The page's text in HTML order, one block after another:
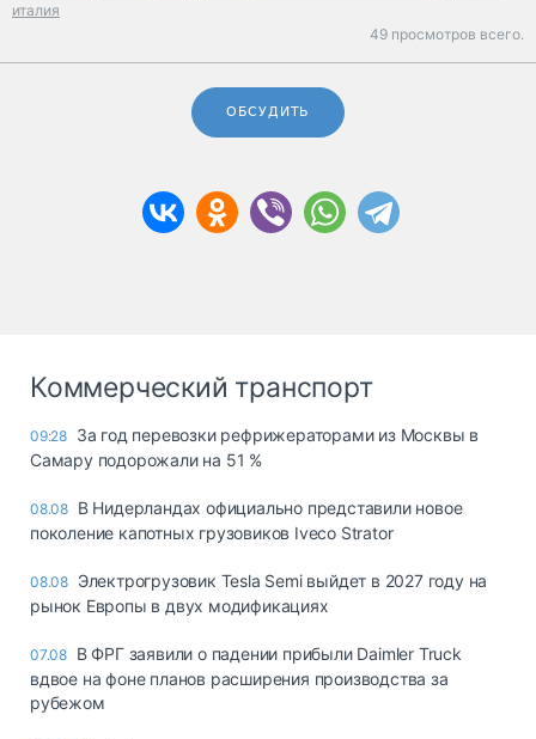
италия
49 просмотров всего.
ОБСУДИТЬ
Коммерческий транспорт
09:28 За год перевозки рефрижераторами из Москвы в
Самару подорожали на 51 %
08.08 В Нидерландах официально представили новое
поколение капотных грузовиков Iveco Strator
08.08 Электрогрузовик Tesla Semi выйдет в 2027 году на
рынок Европы в двух модификациях
07.08 В ФРГ заявили о падении прибыли Daimler Truck
вдвое на фоне планов расширения производства за
рубежом